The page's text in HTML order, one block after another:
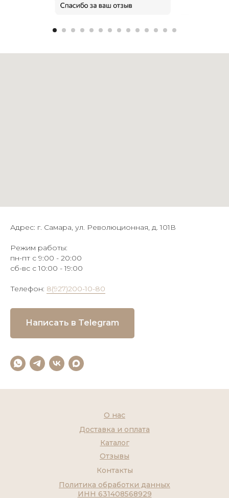
Адрес: г. Самара, ул. Революционная, д. 101В
Режим работы:
пн-пт с 9:00 - 20:00
сб-вс с 10:00 - 19:00
Телефон: 8(927)200-10-80
Написать в Telegram
Контакты
Каталог
О нас
Доставка и оплата
Отзывы
Политика обработки данных
ИНН 631408568929